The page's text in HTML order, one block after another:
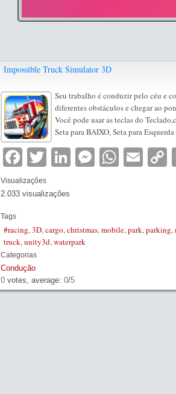
Impossible Truck Simulator 3D
Seu trabalho é conduzir pelo céu e
diferentes obstáculos e chegar ao
Você pode usar as teclas do
Seta para BAIXO, Seta para
Facebook
TwitterLinkedIn
Visualizações
2.033 visualizações
Tags
#racing,3D,cargo,christmas,mobile,park,parking,
truck,unity3d,waterpark
Categorias
Condução
0 votes, average: 0/5